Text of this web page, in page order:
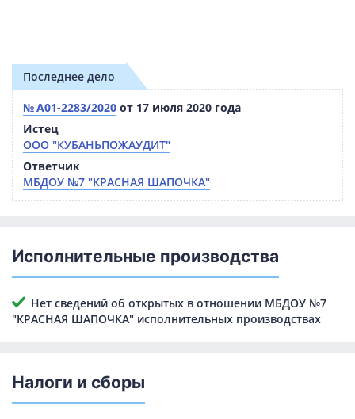
Последнее дело
№ А01-2283/2020 от 17 июля 2020 года
Истец
ООО "КУБАНЬПОЖАУДИТ"
Ответчик
МБДОУ №7 "КРАСНАЯ ШАПОЧКА"
Исполнительные производства
Нет сведений об открытых в отношении МБДОУ №7
"КРАСНАЯ ШАПОЧКА" исполнительных производствах
Налоги и сборы